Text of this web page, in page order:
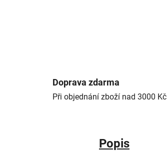
Doprava zdarma
Při objednání zboží nad 3000 Kč
Popis